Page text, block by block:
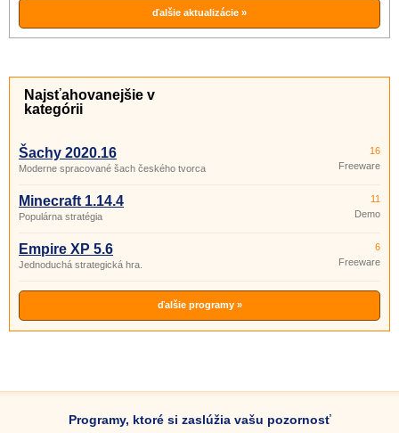
ďalšie aktualizácie »
Najsťahovanejšie v
kategórii
Šachy 2020.16
Moderne spracované šach českého tvorca
16
Freeware
Minecraft 1.14.4
Populárna stratégia
11
Demo
Empire XP 5.6
Jednoduchá strategická hra.
6
Freeware
ďalšie programy »
Programy, ktoré si zaslúžia vašu pozornosť